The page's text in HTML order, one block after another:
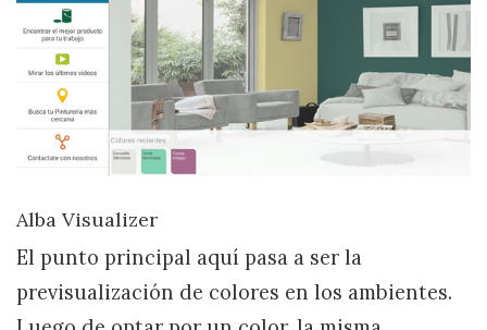
Alba Visualizer
El punto principal aquí pasa a ser la
previsualización de colores en los ambientes.